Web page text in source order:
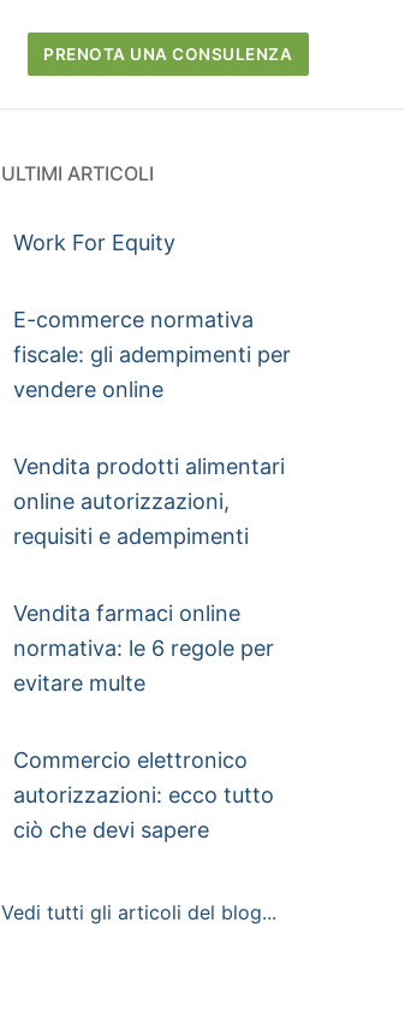
PRENOTA UNA CONSULENZA
ULTIMI ARTICOLI
Work For Equity
E-commerce normativa
fiscale: gli adempimenti per
vendere online
Vendita prodotti alimentari
online autorizzazioni,
requisiti e adempimenti
Vendita farmaci online
normativa: le 6 regole per
evitare multe
Commercio elettronico
autorizzazioni: ecco tutto
ciò che devi sapere
Vedi tutti gli articoli del blog...